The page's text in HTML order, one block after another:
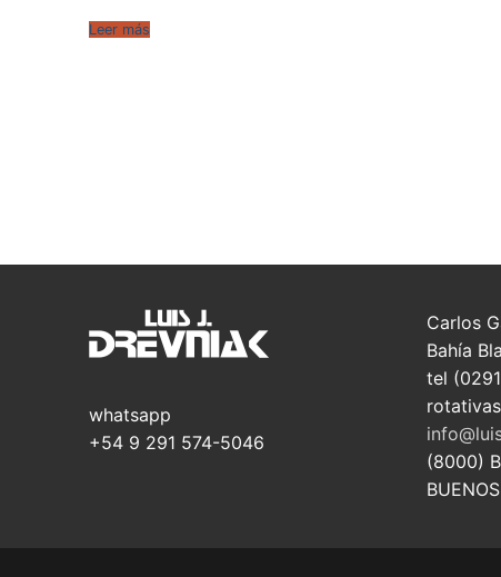
Leer más
whatsapp
+54 9 291 574-5046
Carlos
Bahía
tel
(8000)